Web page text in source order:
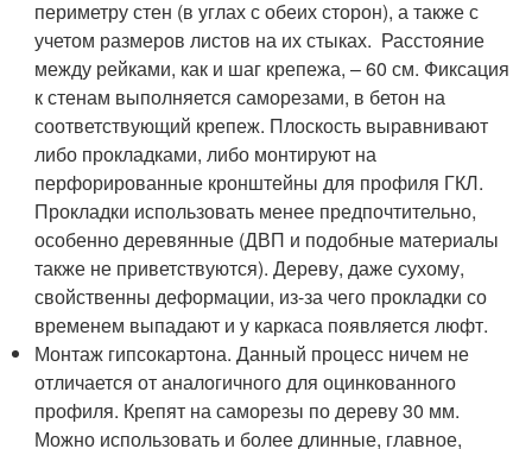
периметру стен (в углах с обеих сторон), а также с
учетом размеров листов на их стыках. Расстояние
между рейками, как и шаг крепежа, – 60 см. Фиксация
к стенам выполняется саморезами, в бетон на
соответствующий крепеж. Плоскость выравнивают
либо прокладками, либо монтируют на
перфорированные кронштейны для профиля ГКЛ.
Прокладки использовать менее предпочтительно,
особенно деревянные (ДВП и подобные материалы
также не приветствуются). Дереву, даже сухому,
свойственны деформации, из-за чего прокладки со
временем выпадают и у каркаса появляется люфт.
Монтаж гипсокартона. Данный процесс ничем не
отличается от аналогичного для оцинкованного
профиля. Крепят на саморезы по дереву 30 мм.
Можно использовать и более длинные, главное,